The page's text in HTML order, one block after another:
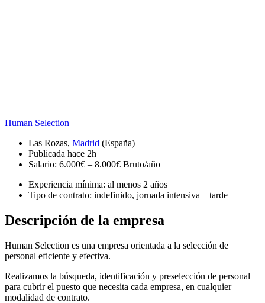
Human Selection
Las Rozas, Madrid (España)
Publicada hace 2h
Salario: 6.000€ – 8.000€ Bruto/año
Experiencia mínima: al menos 2 años
Tipo de contrato: indefinido, jornada intensiva – tarde
Descripción de la empresa
Human Selection es una empresa orientada a la selección de
personal eficiente y efectiva.
Realizamos la búsqueda, identificación y preselección de personal
para cubrir el puesto que necesita cada empresa, en cualquier
modalidad de contrato.